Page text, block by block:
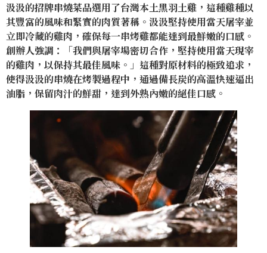
汲汲的招牌串燒菜品選用了台灣本土黑羽土雞，這種雞種以
其豐富的風味和緊實的肉質著稱。汲汲堅持使用當天屠宰並
立即冷藏的雞肉，確保每一串烤雞都能達到最鮮嫩的口感。
創辦人強調：「我們與屠宰場密切合作，堅持使用當天現宰
的雞肉，以保持其最佳風味。」這種對原材料的極致追求，
使得汲汲的串燒在烤製過程中，通過備長炭的高溫快速逼出
油脂，保留肉汁的鮮甜，達到外熟內嫩的絕佳口感。